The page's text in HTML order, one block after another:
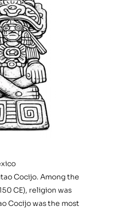
Cocijo. Among the
CE), religion was
Cocijo was the most